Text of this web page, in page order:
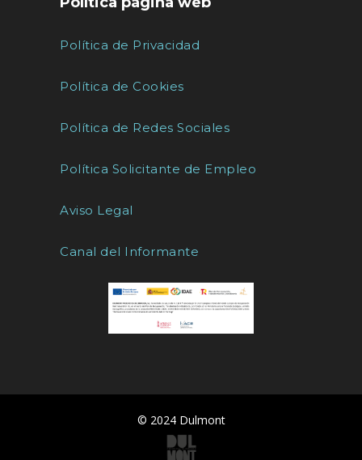
Política de Privacidad
Política de Cookies
Política de Redes Sociales
Política Solicitante de Empleo
Aviso Legal
Canal del Informante
© 2024 Dulmont